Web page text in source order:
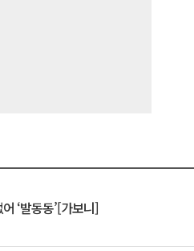
‘발동동’[가보니]